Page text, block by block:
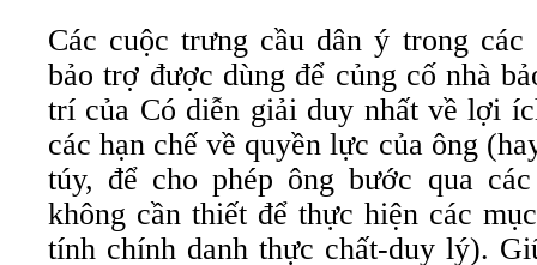
Các cuộc trưng cầu dân ý trong các
bảo trợ được dùng để củng cố nhà
trí của Có diễn giải duy nhất về lợi
các hạn chế về quyền lực của ông
túy, để cho phép ông bước qua
không cần thiết để thực hiện các
tính chính danh thực chất-duy lý).